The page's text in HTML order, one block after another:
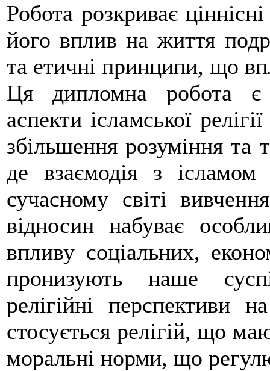
Робота розкриває
його вплив на життя
та етичні принципи, що
Ця дипломна робота є
аспекти ісламської
збільшення розуміння та
де взаємодія з
сучасному світі
відносин набуває
впливу соціальних,
пронизують наше
релігійні перспективи
стосується релігій, що
моральні норми, що